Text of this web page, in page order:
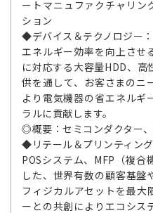
ートマニュファクチャリン
ション
◆デバイス＆テクノロジー：
エネルギー効率を向上させ
に対応する大容量HDD、
供を通して、お客さまのニ
より電気機器の省エネルギ
ラルに貢献します。
◎概要：セミコンダクター
◆リテール＆プリンティン
POSシステム、MFP（複
した、世界有数の顧客基盤
フィジカルアセットを最大
ーとの共創によりエコシス